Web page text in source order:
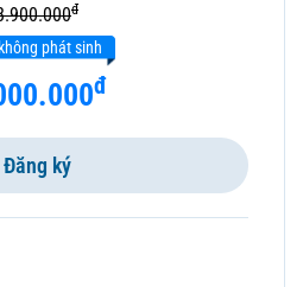
đ
phát sinh
đ
Đăng ký